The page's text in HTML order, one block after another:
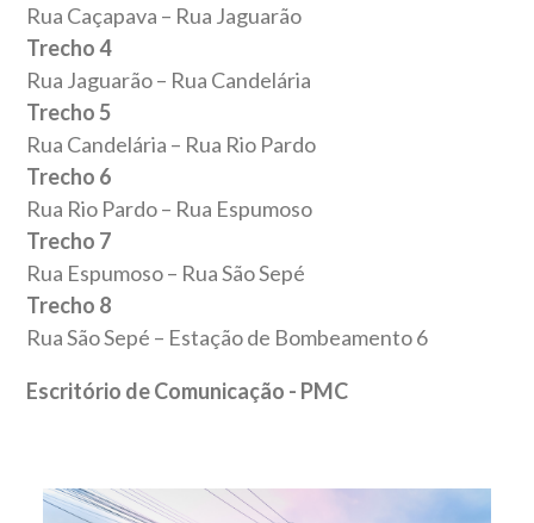
Rua Caçapava – Rua Jaguarão
Trecho 4
Rua Jaguarão – Rua Candelária
Trecho 5
Rua Candelária – Rua Rio Pardo
Trecho 6
Rua Rio Pardo – Rua Espumoso
Trecho 7
Rua Espumoso – Rua São Sepé
Trecho 8
Rua São Sepé – Estação de Bombeamento 6
Escritório de Comunicação - PMC